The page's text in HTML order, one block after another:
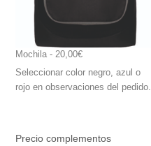
Mochila - 20,00€
Seleccionar color negro, azul o
rojo en observaciones del pedido.
Precio complementos